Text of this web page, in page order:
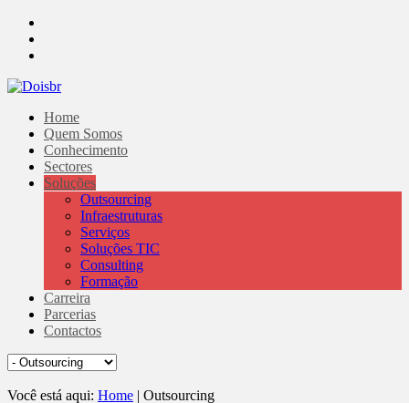
Home
Quem Somos
Conhecimento
Sectores
Soluções
Outsourcing
Infraestruturas
Serviços
Soluções TIC
Consulting
Formação
Carreira
Parcerias
Contactos
Você está aqui: Home | Outsourcing